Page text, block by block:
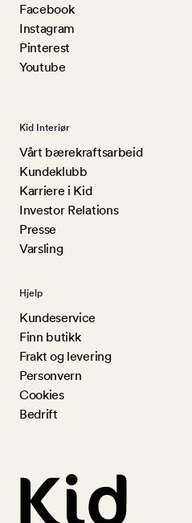
Facebook
Instagram
Pinterest
Youtube
Kid Interiør
Vårt bærekraftsarbeid
Kundeklubb
Karriere i Kid
Investor Relations
Presse
Varsling
Hjelp
Kundeservice
Finn butikk
Frakt og levering
Personvern
Cookies
Bedrift